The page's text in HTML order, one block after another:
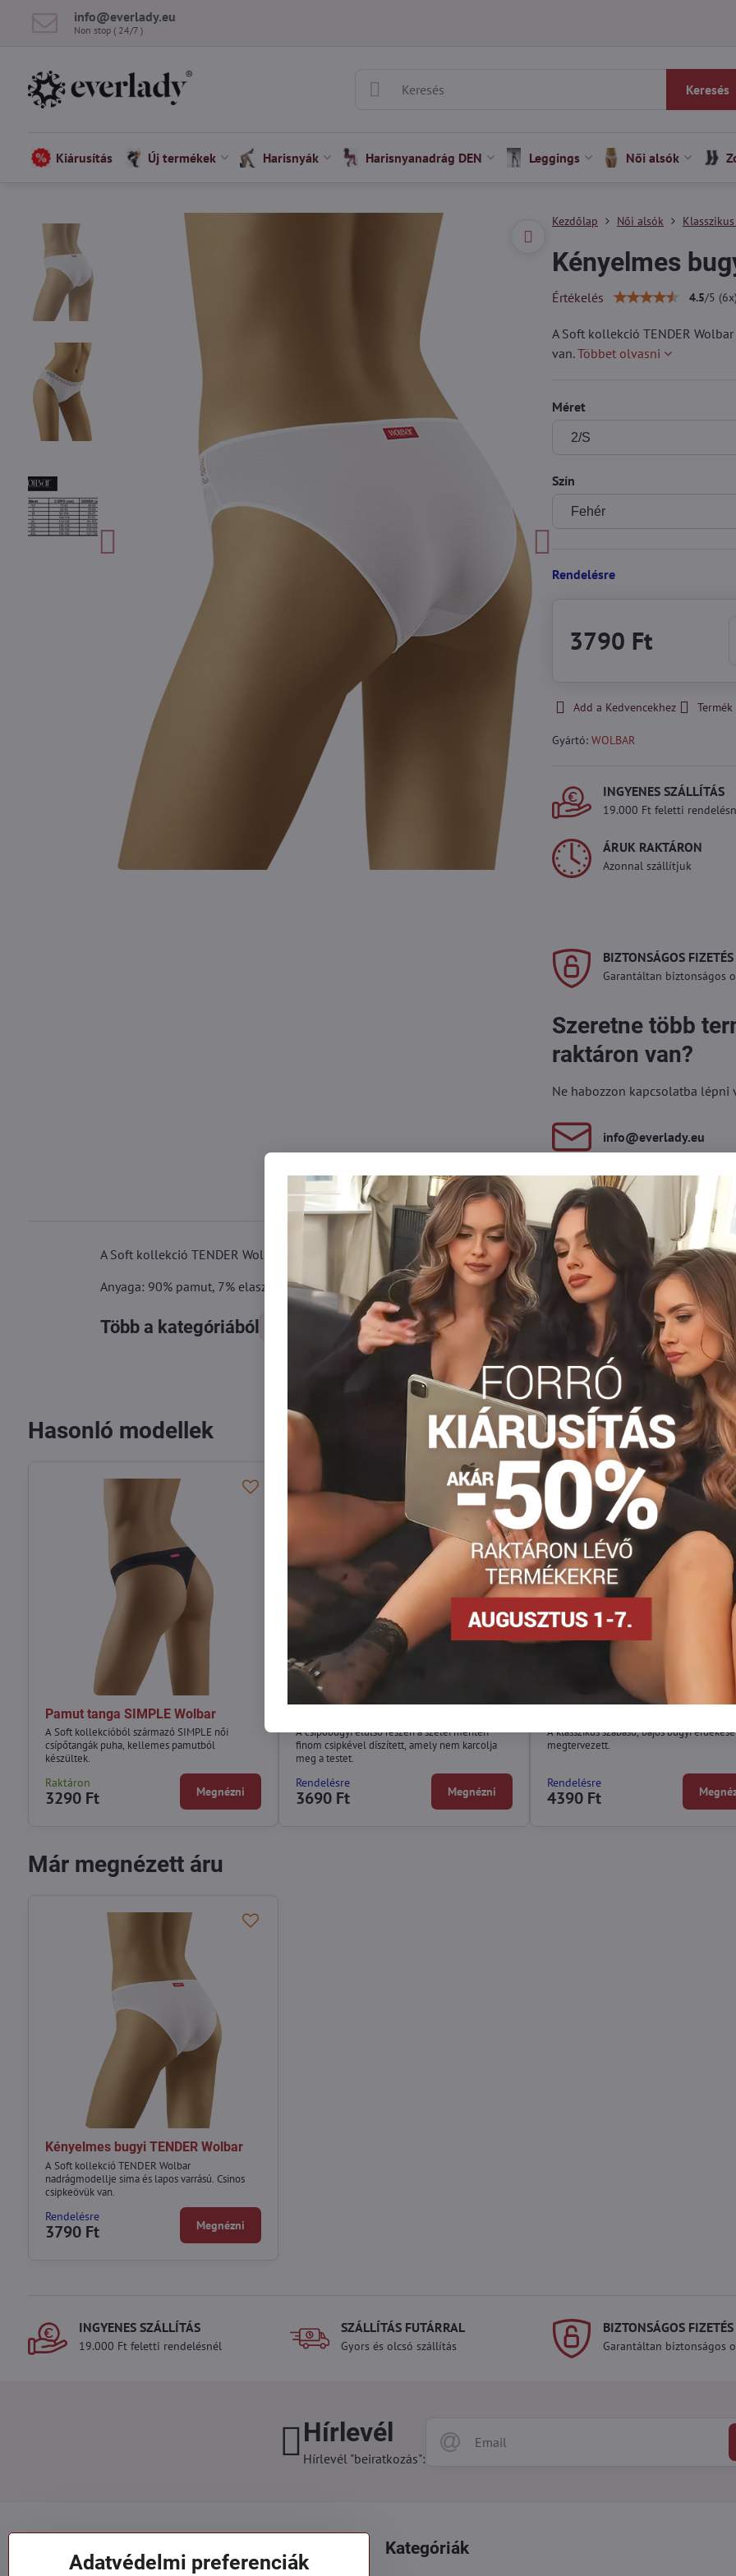
info​@everlady​.eu
Non stop ( 24/7 )
Keresés
Kiárusítás Új termékek Harisnyák Harisnyanadrág DEN Leggings Női alsók
Kezdőlap Női alsók
Kényelmes
Értékelés 4.5/5 (6x)
A Soft kollekció TENDER
van.Többet olvasni
Méret
Szín
Rendelésre
3790 Ft
Add a Kedvencekhez
Gyártó: WOLBAR
INGYENES SZÁLLÍTÁS
19.000 Ft feletti
ÁRUK RAKTÁRON
Azonnal szállítjuk
BIZTONSÁGOS FIZETÉS
Garantáltan biztonságos
Szeretne több
raktáron van?
Ne habozzon kapcsolatba
info​@everlady​.eu
Leírás Vélemények 0 Fórum 0
A Soft kollekció TENDER Wolbar nadrágmodellje sima és lapos varrású. Csinos csipkeövük van. A hátsó részen
Anyaga: 90% pamut, 7% elasztán, 3% poliamid
Több a kategóriából Klasszikus bugyi Klasické nohavičky Klasické nohavičky
FacebookTwitterBlueskyPinterestReddit LinkedIn WhatsApp
E-
mail
Hasonló modellek
Pamut tanga SIMPLE Wolbar
A Soft kollekcióból származó SIMPLE női
csípőtangák puha, kellemes pamutból
készültek.
Raktáron
3290 Ft Megnézni
A csípőbugyi elülső részén a szélei mentén
finom csipkével díszített, amely nem karcolja
meg a testet.
Rendelésre
3690 Ft Megnézni
A klasszikus szabású, bájos bugyi
megtervezett.
Rendelésre
4390 Ft
Már megnézett áru
Kényelmes bugyi TENDER Wolbar
A Soft kollekció TENDER Wolbar
nadrágmodellje sima és lapos varrású. Csinos
csipkeövük van.
Rendelésre
3790 Ft Megnézni
INGYENES SZÁLLÍTÁS
19.000 Ft feletti rendelésnél
SZÁLLÍTÁS FUTÁRRAL
Gyors és olcsó szállítás
BIZTONSÁGOS FIZETÉS
Garantáltan biztonságos
Hírlevél
Hírlevél "beiratkozás":
Kategóriák
Adatvédelmi preferenciák